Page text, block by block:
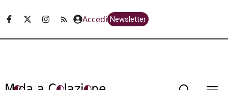
Accedi Newsletter